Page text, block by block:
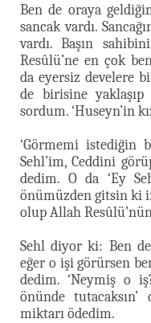
Ben de oraya
sancak vardı.
vardı. Başın
Resûlü’ne en çok
da eyersiz develere
de birisine
sordum. ‘Huseyn’in
‘Görmemi istediğin
Sehl’im, Ceddini
dedim. O da ‘Ey
önümüzden gitsin ki
olup Allah
Sehl diyor ki: Ben
eğer o işi görürsen
dedim. ‘Neymiş o
önünde
miktarı ödedim.